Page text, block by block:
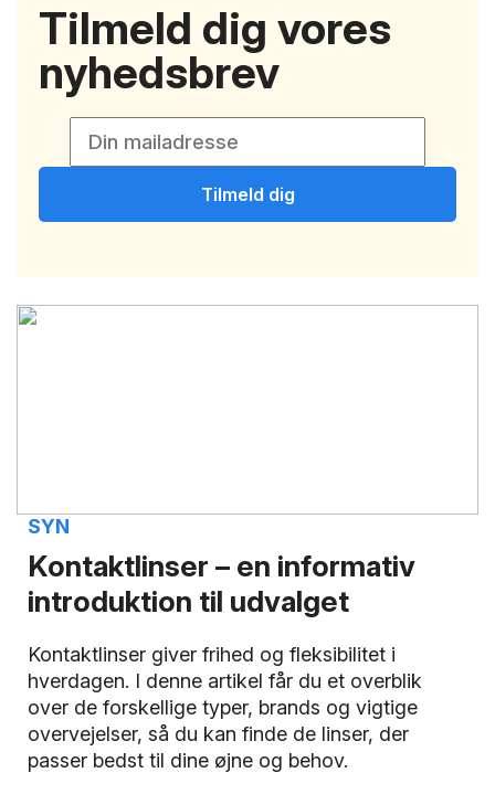
Tilmeld dig vores
nyhedsbrev
Tilmeld dig
Kontaktlinser – en informativ
introduktion til udvalget
SYN
Kontaktlinser giver frihed og fleksibilitet i
hverdagen. I denne artikel får du et overblik
over de forskellige typer, brands og vigtige
overvejelser, så du kan finde de linser, der
passer bedst til dine øjne og behov.